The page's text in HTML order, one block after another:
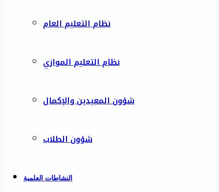
نظام التعليم العام
نظام التعليم الموازي
شؤون المعيدين والإكمال
شؤون الطلاب
النشاطات العلمية